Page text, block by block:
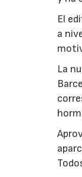
El
a
La